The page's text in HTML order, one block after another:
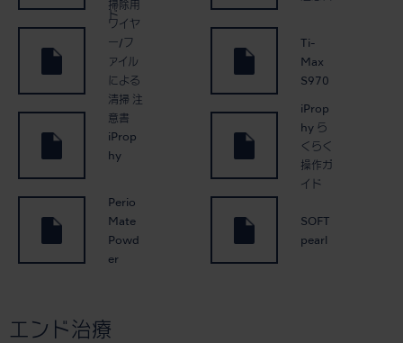
ド
掃除用
ワイヤ
ー/フ
ァイル
による
清掃 注
意書
Ti-
Max
S970
iProp
hy
iProp
hy ら
くらく
操作ガ
イド
Perio
Mate
Powd
er
SOFT
pearl
エンド治療